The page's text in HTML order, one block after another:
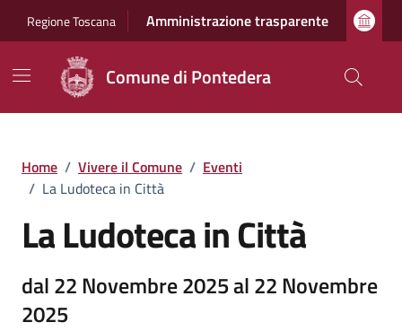
Regione Toscana Amministrazione trasparente
Comune di Pontedera
Home / Vivere il Comune / Eventi
/ La Ludoteca in Città
La Ludoteca in Città
dal 22 Novembre 2025 al 22 Novembre
2025